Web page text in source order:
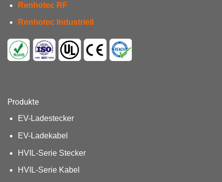
Renhotec RF
Renhotec Industriell
Produkte
EV-Ladestecker
EV-Ladekabel
HVIL-Serie Stecker
HVIL-Serie Kabel